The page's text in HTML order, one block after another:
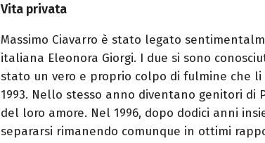
Vita privata
Massimo Ciavarro è stato legato
italiana Eleonora Giorgi. I due si sono
stato un vero e proprio colpo di fulmine che
1993. Nello stesso anno diventano genitori
del loro amore. Nel 1996, dopo dodici anni
separarsi rimanendo comunque in ottimi